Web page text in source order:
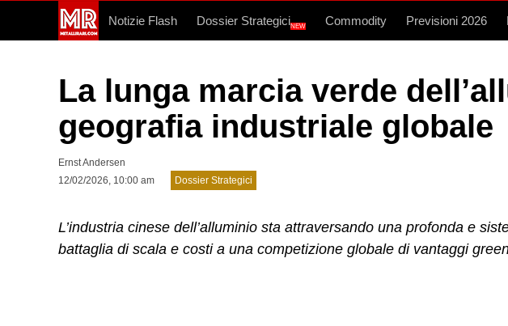
Notizie Flash Dossier StrategiciNEW Commodity Previsioni 2026
La lunga marcia verde
geografia industriale globale
Ernst Andersen
12/02/2026, 10:00 am
Dossier Strategici
L’industria cinese dell’alluminio sta attraversando una profonda e
battaglia di scala e costi a una competizione globale di vantaggi